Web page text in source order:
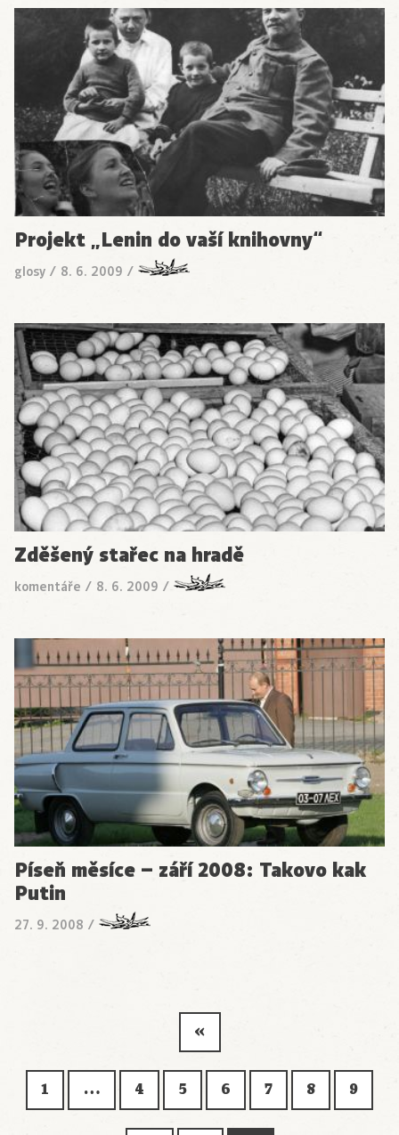
Projekt „Lenin do vaší knihovny“
glosy / 8. 6. 2009 /
Zděšený stařec na hradě
komentáře / 8. 6. 2009 /
Píseň měsíce – září 2008: Takovo kak
Putin
27. 9. 2008 /
«
1 … 4 5 6 7 8 9